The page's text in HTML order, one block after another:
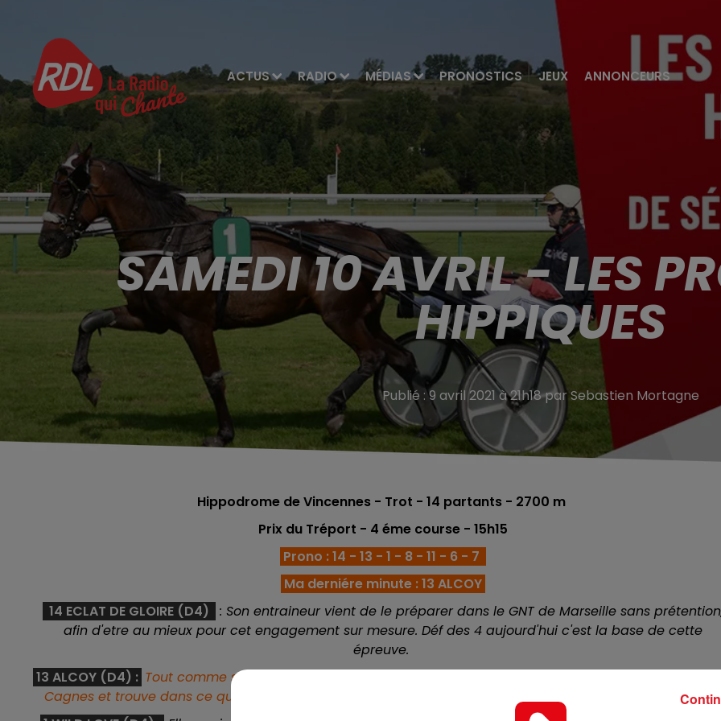
ACTUS RADIO MÉDIAS PRONOSTICS JEUX ANNONCEURS
SAMEDI 10 AVRIL - LES
HIPPIQUES
Publié : 9 avril 2021 à 21h18 par Sebastien Mortagne
Hippodrome de Vincennes - Trot - 14 partants - 2700 m
Prix du Tréport - 4 éme course - 15h15
Prono : 14 - 13 - 1 - 8 - 11 - 6 - 7
Ma derniére minute : 13 ALCOY
14 ECLAT DE GLOIRE (D4)
: Son entraineur vient de le préparer dans le GNT de Marseille sans
afin d'etre au mieux pour cet engagement sur mesure. Déf des 4 aujourd'hui c'est la base de cette
épreuve.
13 ALCOY (D4) : Tout comme ses compagnons de box, il a realisé de belle performance durant meeting
Cagnes et trouve dans ce quinté un lot à sa portée. Il ne devrait pas décevoir pour les premiéres